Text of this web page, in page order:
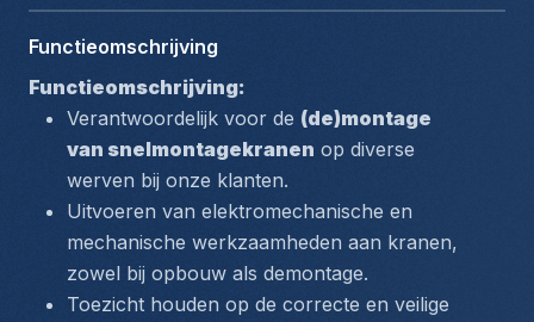
Functieomschrijving
Functieomschrijving:
Verantwoordelijk voor de (de)montage
van snelmontagekranen op diverse
werven bij onze klanten.
Uitvoeren van elektromechanische en
mechanische werkzaamheden aan kranen,
zowel bij opbouw als demontage.
Toezicht houden op de correcte en veilige